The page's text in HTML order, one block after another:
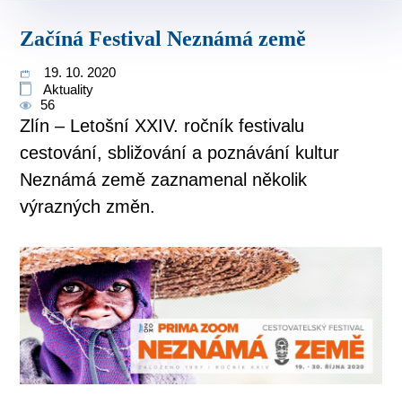
Začíná Festival Neznámá země
19. 10. 2020
Aktuality
56
Zlín – Letošní XXIV. ročník festivalu
cestování, sbližování a poznávání kultur
Neznámá země zaznamenal několik
výrazných změn.